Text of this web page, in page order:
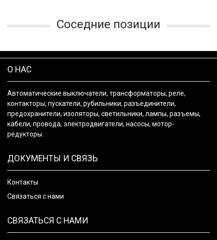
Соседние позиции
О НАС
Автоматические выключатели, трансформаторы, реле,
контакторы, пускатели, рубильники, разъединители,
предохранители, изоляторы, светильники, лампы, разъемы,
кабели, провода, электродвигатели, насосы, мотор-
редукторы.
ДОКУМЕНТЫ И СВЯЗЬ
Контакты
Связаться с нами
СВЯЗАТЬСЯ С НАМИ